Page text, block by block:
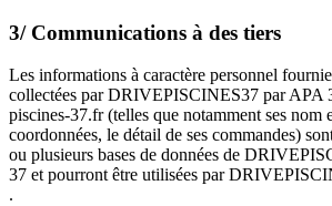
3/ Communications à des tiers
Les informations à caractère personnel
collectées par DRIVEPISCINES37 par APA
piscines-37.fr (telles que notamment ses nom
coordonnées, le détail de ses commandes)
ou plusieurs bases de données de
37 et pourront être utilisées par
.